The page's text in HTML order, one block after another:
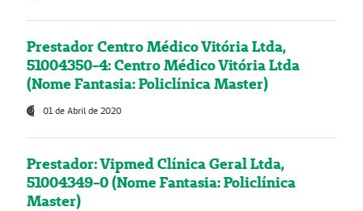
Prestador Centro Médico Vitória Ltda,
51004350-4: Centro Médico Vitória Ltda
(Nome Fantasia: Policlínica Master)
01 de Abril de 2020
Prestador: Vipmed Clínica Geral Ltda,
51004349-0 (Nome Fantasia: Policlínica
Master)